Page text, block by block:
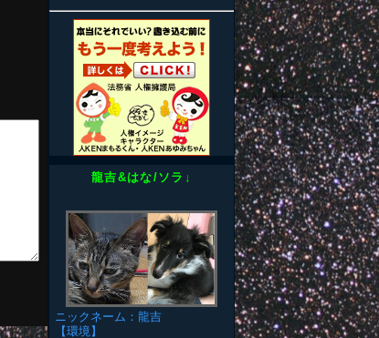
龍吉&はな/ソラ↓
ニックネーム：龍吉
【環境】